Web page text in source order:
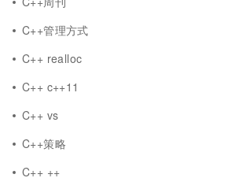
C++管理方式
C++ realloc
C++ c++11
C++ vs
C++策略
C++ ++